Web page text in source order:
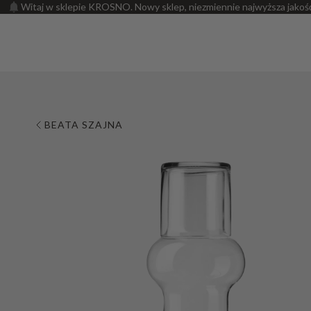
Witaj w sklepie KROSNO. Nowy sklep, niezmiennie najwyższa
BEATA SZAJNA